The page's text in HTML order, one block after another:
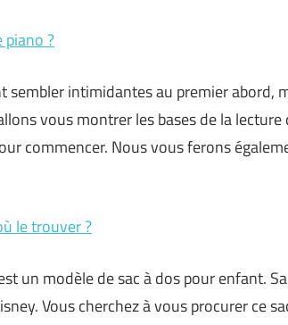
?
intimidantes au premier abord,
vous montrer les bases de la
commencer. Nous vous ferons
le trouver ?
un modèle de sac à dos pour enfant.
Vous cherchez à vous procurer ce